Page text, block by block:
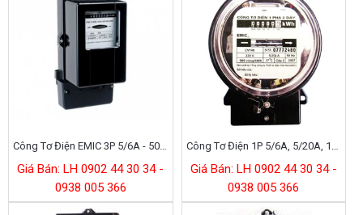
Giá Bán: LH 0902 44 30 34 -
0938 005 366
Giá Bán: LH 0902 44 30 34 -
0938 005 366